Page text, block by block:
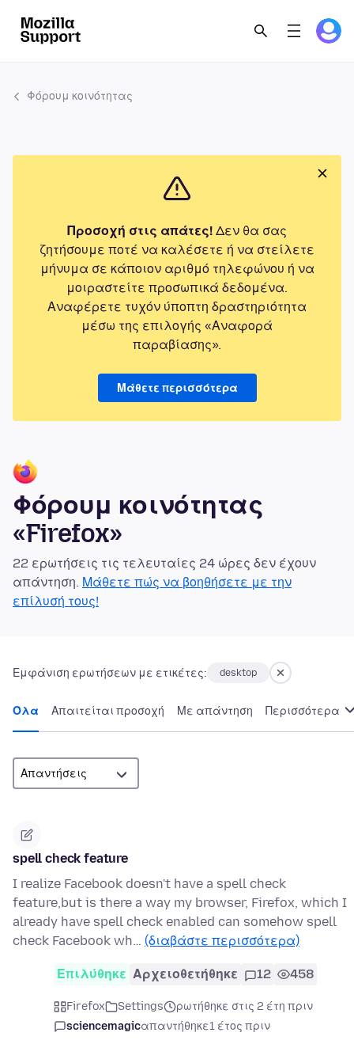
Φόρουμ κοινότητας
Προσοχή στις απάτες! Δεν θα σας
ζητήσουμε ποτέ να καλέσετε ή να στείλετε
μήνυμα σε κάποιον αριθμό τηλεφώνου ή να
μοιραστείτε προσωπικά δεδομένα.
Αναφέρετε τυχόν ύποπτη δραστηριότητα
μέσω της επιλογής «Αναφορά
παραβίασης».
Μάθετε περισσότερα
Φόρουμ κοινότητας
«Firefox»
22 ερωτήσεις τις τελευταίες 24 ώρες δεν έχουν
απάντηση. Μάθετε πώς να βοηθήσετε με την
επίλυσή τους!
Εμφάνιση ερωτήσεων με ετικέτες: desktop
Όλα Απαιτείται προσοχή Με απάντηση Περισσότερα
spell check feature
I realize Facebook doesn't have a spell check
feature,but is there a way my browser, Firefox, which I
already have spell check enabled can somehow spell
check Facebook wh… (διαβάστε περισσότερα)
Επιλύθηκε Αρχειοθετήθηκε 12 458
Firefox Settings
ρωτήθηκε στις 2 έτη πριν
sciencemagicαπαντήθηκε1 έτος πριν